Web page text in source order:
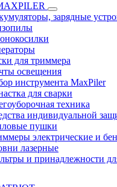
зарядные
для триммера
освещения
инструмента MaxPiler
для сварки
техника
индивидуальной
пушки
электрические и
лазерные
и принадлежности